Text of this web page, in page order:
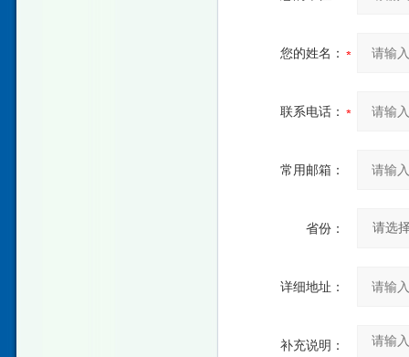
您的姓名：
联系电话：
常用邮箱：
省份：
详细地址：
补充说明：